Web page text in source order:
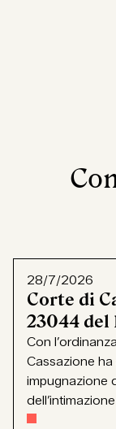
28/7/2026
Corte di
23044 del
Con
Cassazione
impugnazione